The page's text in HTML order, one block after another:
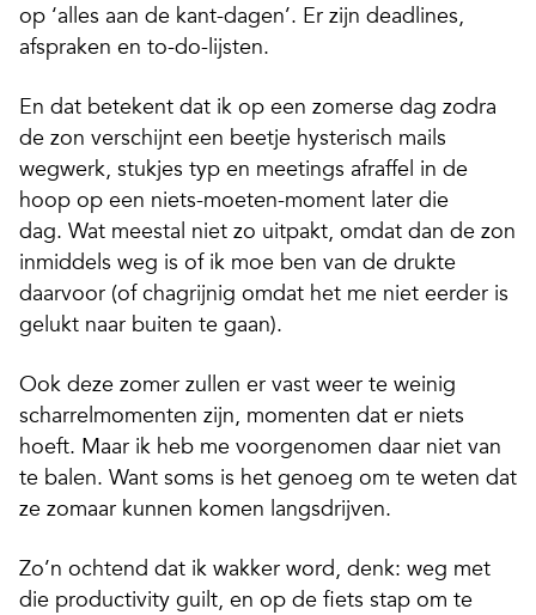
op ‘alles aan de kant-dagen’. Er zijn deadlines,
afspraken en to-do-lijsten.
En dat betekent dat ik op een zomerse dag zodra
de zon verschijnt een beetje hysterisch mails
wegwerk, stukjes typ en meetings afraffel in de
hoop op een niets-moeten-moment later die
dag. Wat meestal niet zo uitpakt, omdat dan de zon
inmiddels weg is of ik moe ben van de drukte
daarvoor (of chagrijnig omdat het me niet eerder is
gelukt naar buiten te gaan).
Ook deze zomer zullen er vast weer te weinig
scharrelmomenten zijn, momenten dat er niets
hoeft. Maar ik heb me voorgenomen daar niet van
te balen. Want soms is het genoeg om te weten dat
ze zomaar kunnen komen langsdrijven.
Zo’n ochtend dat ik wakker word, denk: weg met
die productivity guilt, en op de fiets stap om te